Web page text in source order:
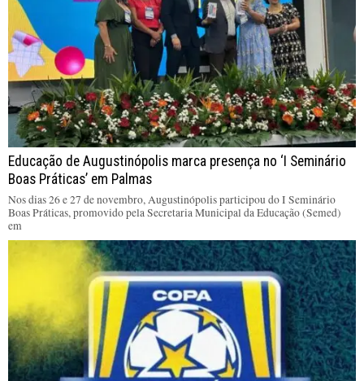
Educação de Augustinópolis marca presença no ‘I Seminário
Boas Práticas’ em Palmas
Nos dias 26 e 27 de novembro, Augustinópolis participou do I Seminário
Boas Práticas, promovido pela Secretaria Municipal da Educação (Semed)
em